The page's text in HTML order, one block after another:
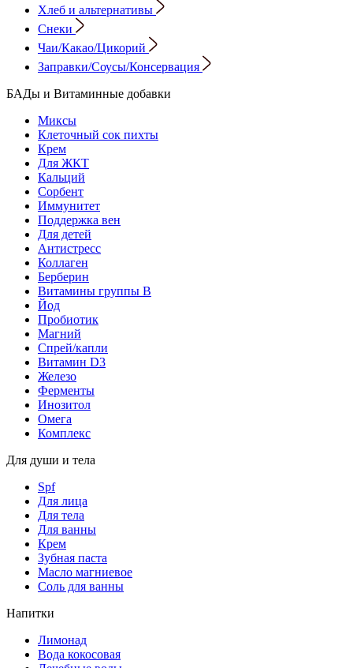
Хлеб и альтернативы
Снеки
Чаи/Какао/Цикорий
Заправки/Соусы/Консервация
БАДы и Витаминные добавки
Миксы
Клеточный сок пихты
Крем
Для ЖКТ
Кальций
Сорбент
Иммунитет
Поддержка вен
Для детей
Антистресс
Коллаген
Берберин
Витамины группы B
Йод
Пробиотик
Магний
Спрей/капли
Витамин D3
Железо
Ферменты
Инозитол
Омега
Комплекс
Для души и тела
Spf
Для лица
Для тела
Для ванны
Крем
Зубная паста
Масло магниевое
Соль для ванны
Напитки
Лимонад
Вода кокосовая